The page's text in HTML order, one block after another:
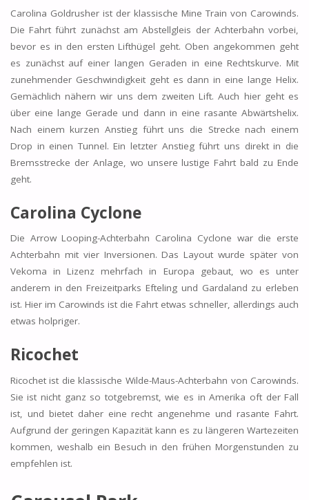
Carolina Goldrusher ist der klassische Mine Train von Carowinds.
Die Fahrt führt zunächst am Abstellgleis der Achterbahn vorbei,
bevor es in den ersten Lifthügel geht. Oben angekommen geht
es zunächst auf einer langen Geraden in eine Rechtskurve. Mit
zunehmender Geschwindigkeit geht es dann in eine lange Helix.
Gemächlich nähern wir uns dem zweiten Lift. Auch hier geht es
über eine lange Gerade und dann in eine rasante Abwärtshelix.
Nach einem kurzen Anstieg führt uns die Strecke nach einem
Drop in einen Tunnel. Ein letzter Anstieg führt uns direkt in die
Bremsstrecke der Anlage, wo unsere lustige Fahrt bald zu Ende
geht.
Carolina Cyclone
Die Arrow Looping-Achterbahn Carolina Cyclone war die erste
Achterbahn mit vier Inversionen. Das Layout wurde später von
Vekoma in Lizenz mehrfach in Europa gebaut, wo es unter
anderem in den Freizeitparks Efteling und Gardaland zu erleben
ist. Hier im Carowinds ist die Fahrt etwas schneller, allerdings auch
etwas holpriger.
Ricochet
Ricochet ist die klassische Wilde-Maus-Achterbahn von Carowinds.
Sie ist nicht ganz so totgebremst, wie es in Amerika oft der Fall
ist, und bietet daher eine recht angenehme und rasante Fahrt.
Aufgrund der geringen Kapazität kann es zu längeren Wartezeiten
kommen, weshalb ein Besuch in den frühen Morgenstunden zu
empfehlen ist.